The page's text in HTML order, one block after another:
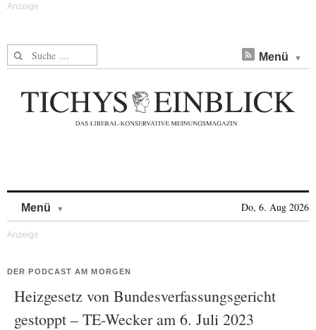
Suche nach: Menü
Menü Do, 6. Aug 2026
DER PODCAST AM MORGEN
Heizgesetz von Bundesverfassungsgericht
gestoppt – TE-Wecker am 6. Juli 2023